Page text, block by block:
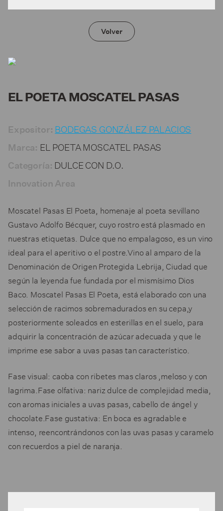
Volver
EL POETA MOSCATEL PASAS
Expositor: BODEGAS GONZÁLEZ PALACIOS
Marca: EL POETA MOSCATEL PASAS
Categoría: DULCE CON D.O.
Innovation Area
Moscatel Pasas El Poeta, homenaje al poeta sevillano
Gustavo Adolfo Bécquer, cuyo rostro está plasmado en
nuestras etiquetas. Dulce que no empalagoso, es un vino
ideal para el aperitivo o el postre.Vino al amparo de la
Denominación de Origen Protegida Lebrija, Ciudad que
según la leyenda fue fundada por el mismísimo Dios
Baco. Moscatel Pasas El Poeta, está elaborado con una
selección de racimos sobremadurados en su cepa,y
posteriormente soleados en esterillas en el suelo, para
adquirir la concentración de azúcar adecuada y que le
imprime ese sabor a uvas pasas tan característico.
Fase visual: caoba con ribetes mas claros ,meloso y con
lagrima.Fase olfativa: nariz dulce de complejidad media,
con aromas iniciales a uvas pasas, cabello de ángel y
chocolate.Fase gustativa: En boca es agradable e
intenso, reencontrándonos con las uvas pasas y caramelo
con recuerdos a piel de naranja.